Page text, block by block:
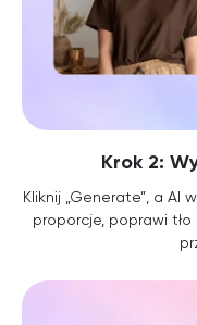
Krok 2:
Kliknij „Generate”, a AI
proporcje, poprawi